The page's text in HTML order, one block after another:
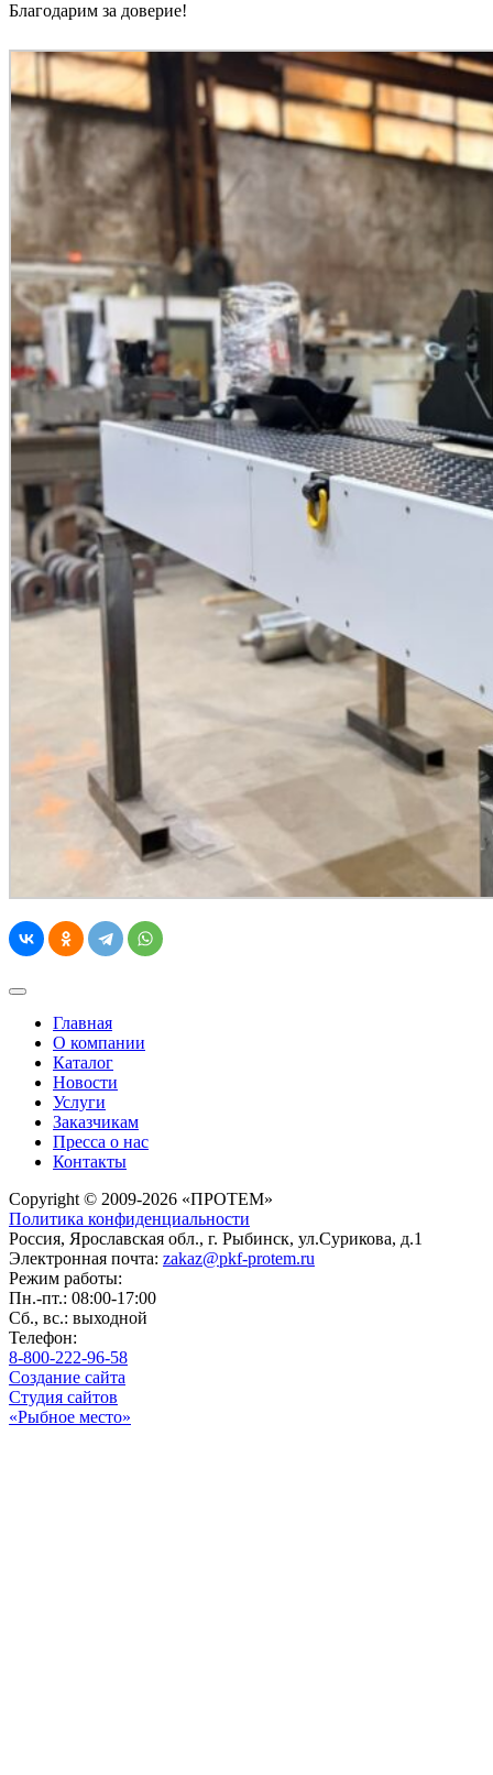
Благодарим за доверие!
Главная
О компании
Каталог
Новости
Услуги
Заказчикам
Пресса о нас
Контакты
Copyright © 2009-2026 «ПРОТЕМ»
Политика конфиденциальности
Россия, Ярославская обл., г. Рыбинск, ул.Сурикова, д.1
Электронная почта: zakaz@pkf-protem.ru
Режим работы:
Пн.-пт.: 08:00-17:00
Сб., вс.: выходной
Телефон:
8-800-222-96-58
Создание сайта
Студия сайтов
«Рыбное место»